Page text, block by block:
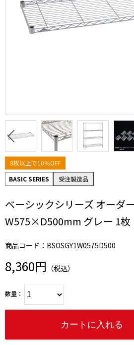
8枚以上で10％OFF
BASIC SERIES
受注製造品
ベーシックシリーズ オーダ
W575×D500mm グレー 1枚
商品コード：BSOSGY1W0575D500
8,360円 （税込）
数量：